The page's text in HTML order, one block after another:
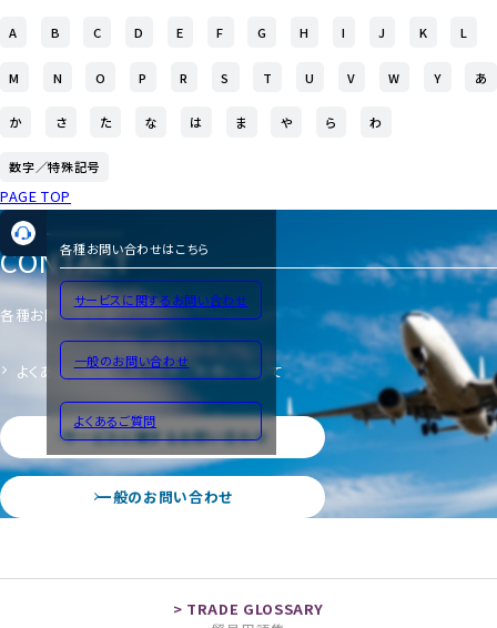
A B C D E F G H I J K L
M N O P R S T U V W Y あ
か さ た な は ま や ら わ
数字／特殊記号
PAGE TOP
各種お問い合わせはこちら
サービスに関するお問い合わせ
一般のお問い合わせ
よくあるご質問
CONTACT
各種お問い合わせ
よくあるご質問 サイトのご利用について
サービスに関するお問い合わせ
一般のお問い合わせ